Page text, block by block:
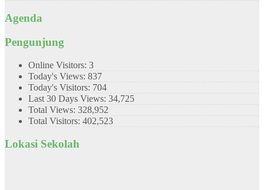
Agenda
Pengunjung
Online Visitors: 3
Today's Views: 837
Today's Visitors: 704
Last 30 Days Views: 34,725
Total Views: 328,952
Total Visitors: 402,523
Lokasi Sekolah